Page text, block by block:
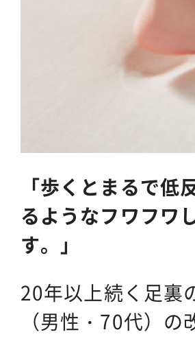
「歩くとまるで
るようなフワフワ
す。」
20年以上続く足裏
（男性・70代）